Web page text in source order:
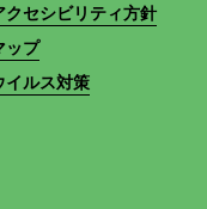
クセシビリティ方針
ップ
イルス対策